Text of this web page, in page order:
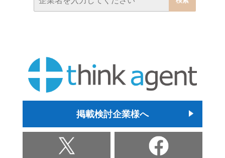
掲載検討企業様へ